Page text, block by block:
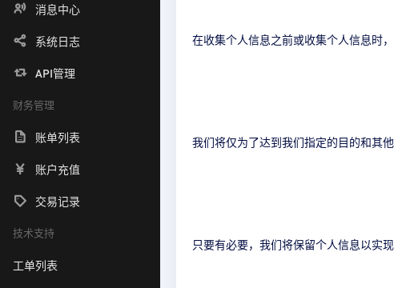
消息中心
系统日志
API管理
财务管理
账单列表
账户充值
交易记录
技术支持
工单列表
在收集个人信息之前或收集个人信息时
我们将仅为了达到我们指定的目的和其
只要有必要，我们将保留个人信息以实现